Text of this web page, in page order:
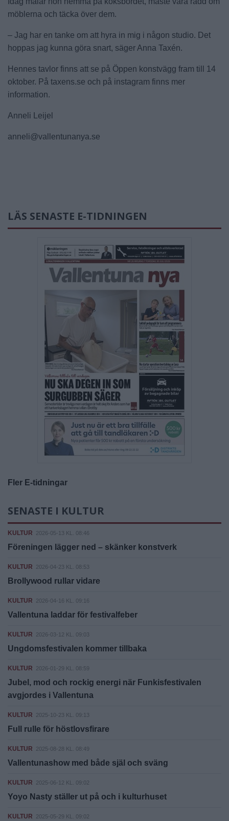
möblerna och täcka över dem.
– Jag har en tanke om att hyra in mig i någon studio. Det
hoppas jag kunna göra snart, säger Anna Taxén.
Hennes tavlor finns att se på Öppen konstvägg fram till 14
oktober. På taxens.se och på instagram finns mer
information.
Anneli Leijel
anneli@vallentunanya.se
LÄS SENASTE E-TIDNINGEN
Fler E-tidningar
SENASTE I KULTUR
KULTUR 2026-05-13 KL. 08:46
Föreningen lägger ned – skänker konstverk
KULTUR 2026-04-23 KL. 08:53
Brollywood rullar vidare
KULTUR 2026-04-16 KL. 09:16
Vallentuna laddar för festivalfeber
KULTUR 2026-03-12 KL. 09:03
Ungdomsfestivalen kommer tillbaka
KULTUR 2026-01-29 KL. 08:59
Jubel, mod och rockig energi när Funkisfestivalen
avgjordes i Vallentuna
KULTUR 2025-10-23 KL. 09:13
Full rulle för höstlovsfirare
KULTUR 2025-08-28 KL. 08:49
Vallentunashow med både själ och sväng
KULTUR 2025-06-12 KL. 09:02
Yoyo Nasty ställer ut på och i kulturhuset
KULTUR 2025-05-29 KL. 09:02